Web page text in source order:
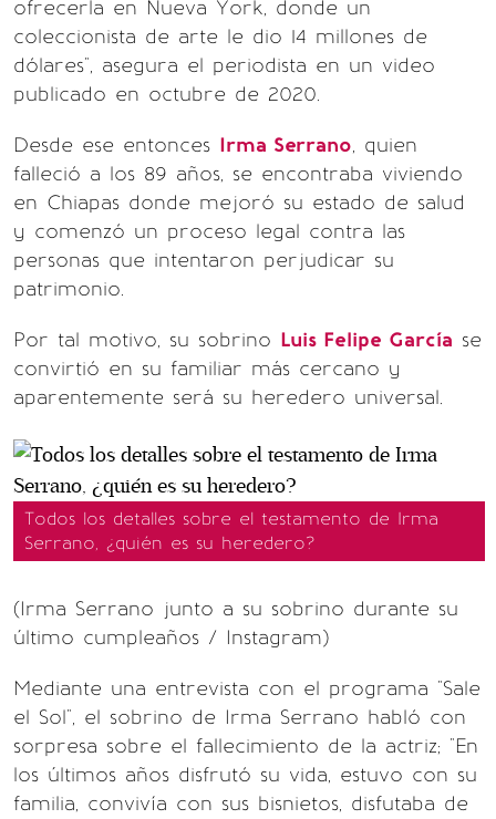
ofrecerla en Nueva York, donde un
coleccionista de arte le dio 14 millones de
dólares", asegura el periodista en un video
publicado en octubre de 2020.
Desde ese entonces Irma Serrano, quien
falleció a los 89 años, se encontraba viviendo
en Chiapas donde mejoró su estado de salud
y comenzó un proceso legal contra las
personas que intentaron perjudicar su
patrimonio.
Por tal motivo, su sobrino Luis Felipe García se
convirtió en su familiar más cercano y
aparentemente será su heredero universal.
Todos los detalles sobre el testamento de Irma
Serrano, ¿quién es su heredero?
(Irma Serrano junto a su sobrino durante su
último cumpleaños / Instagram)
Mediante una entrevista con el programa "Sale
el Sol", el sobrino de Irma Serrano habló con
sorpresa sobre el fallecimiento de la actriz; "En
los últimos años disfrutó su vida, estuvo con su
familia, convivía con sus bisnietos, disfutaba de